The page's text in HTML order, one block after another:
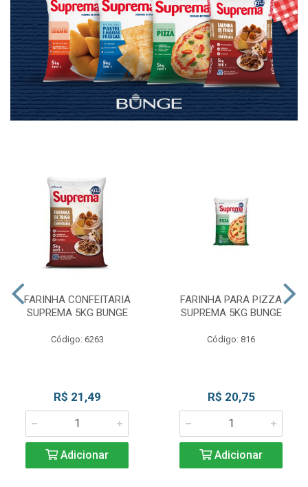
FARINHA CONFEITARIA
SUPREMA 5KG BUNGE
Código: 6263
R$ 21,49
Adicionar
FARINHA PARA PIZZA
SUPREMA 5KG BUNGE
Código: 816
R$ 20,75
Adicionar